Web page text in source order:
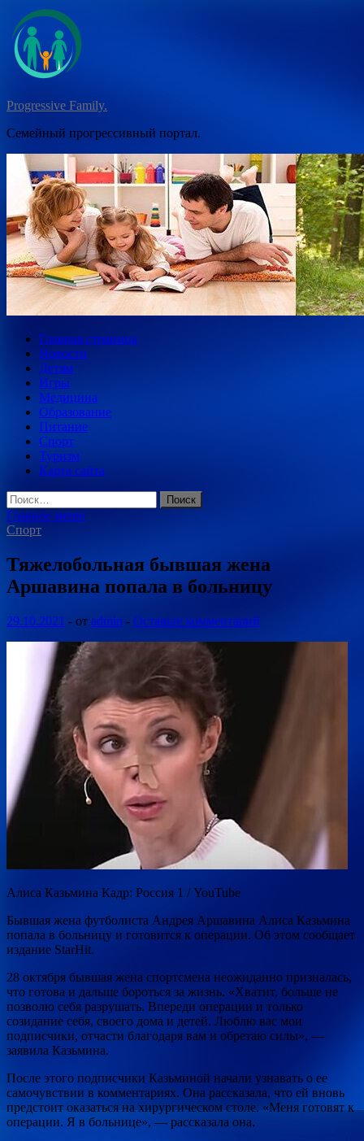
Перейти
содержимому
Progressive Family.
Семейный прогрессивный портал.
Главная страница
Новости
Детям
Игры
Медицина
Образование
Питание
Спорт
Туризм
Карта сайта
Найти:
Главное меню
Спорт
Тяжелобольная бывшая жена
Аршавина попала в больницу
29.10.2021 - от admin - Оставьте комментарий
Алиса Казьмина Кадр: Россия 1 / YouTube
Бывшая жена футболиста Андрея Аршавина Алиса Казьмина
попала в больницу и готовится к операции. Об этом сообщает
издание StarHit.
28 октября бывшая жена спортсмена неожиданно призналась,
что готова и дальше бороться за жизнь. «Хватит, больше не
позволю себя разрушать. Впереди операции и только
созидание себя, своего дома и детей. Люблю вас мои
подписчики, отчасти благодаря вам и обретаю силы», —
заявила Казьмина.
После этого подписчики Казьминой начали узнавать о ее
самочувствии в комментариях. Она рассказала, что ей вновь
предстоит оказаться на хирургическом столе. «Меня готовят к
операции. Я в больнице», — рассказала она.